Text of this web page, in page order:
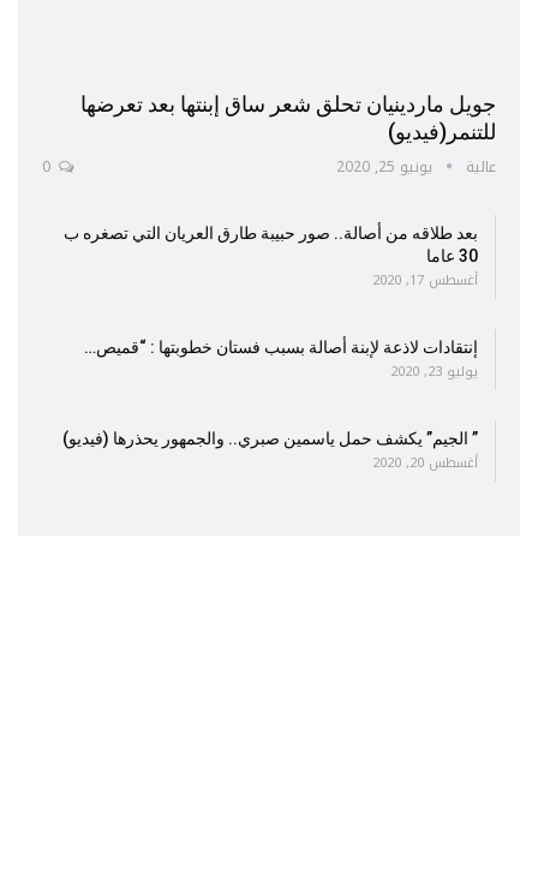
جويل ماردينيان تحلق شعر ساق إبنتها بعد تعرضها
للتنمر(فيديو)
عالية يونيو 25, 2020
بعد طلاقه من أصالة.. صور حبيبة طارق العريان التي تصغره ب
30 عاما
أغسطس 17, 2020
إنتقادات لاذعة لإبنة أصالة بسبب فستان خطوبتها : “قميص…
يوليو 23, 2020
” الجيم” يكشف حمل ياسمين صبري.. والجمهور يحذرها (فيديو)
أغسطس 20, 2020